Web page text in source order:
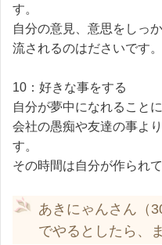
す。
自分の意見、意思をしっ
流されるのはださいです。
10：好きな事をする
自分が夢中になれること
会社の愚痴や友達の事よ
す。
その時間は自分が作られ
あきにゃんさん（
でやるとしたら、